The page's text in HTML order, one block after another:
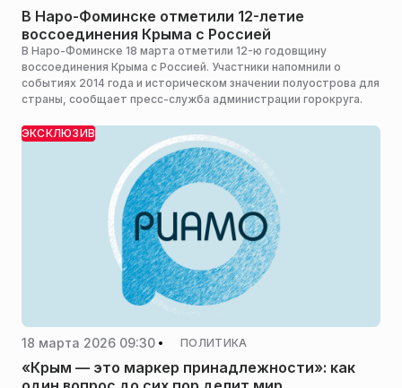
В Наро-Фоминске отметили 12-летие
воссоединения Крыма с Россией
В Наро-Фоминске 18 марта отметили 12-ю годовщину
воссоединения Крыма с Россией. Участники напомнили о
событиях 2014 года и историческом значении полуострова для
страны, сообщает пресс-служба администрации горокруга.
ЭКСКЛЮЗИВ
18 марта 2026 09:30 ПОЛИТИКА
«Крым — это маркер принадлежности»: как